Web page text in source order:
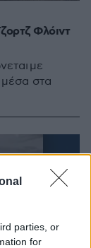
parties, or
for
Φλόιντ
με
στα